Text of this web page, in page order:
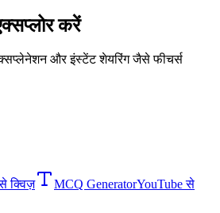
करें
और इंस्टेंट शेयरिंग जैसे फीचर्स
क्विज़ MCQ GeneratorYouTube से